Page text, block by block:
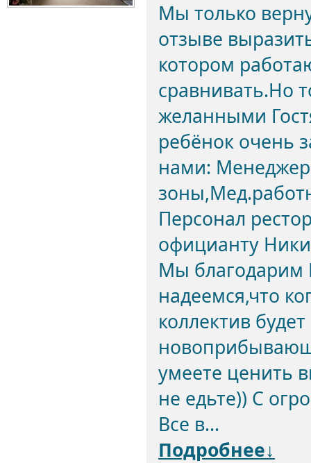
Мы только
отзыве
котором
сравнивать.Но
желанными
ребёнок очень
нами:
Персонал
официанту
Мы благодарим
надеемся,что
коллектив
умеете ценить
не едьте)) С
Все в...
Подробнее↓